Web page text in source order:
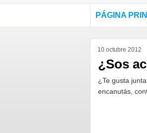
PÁGINA
10 octubre 2012
¿Sos
¿Te gusta
encanutás,